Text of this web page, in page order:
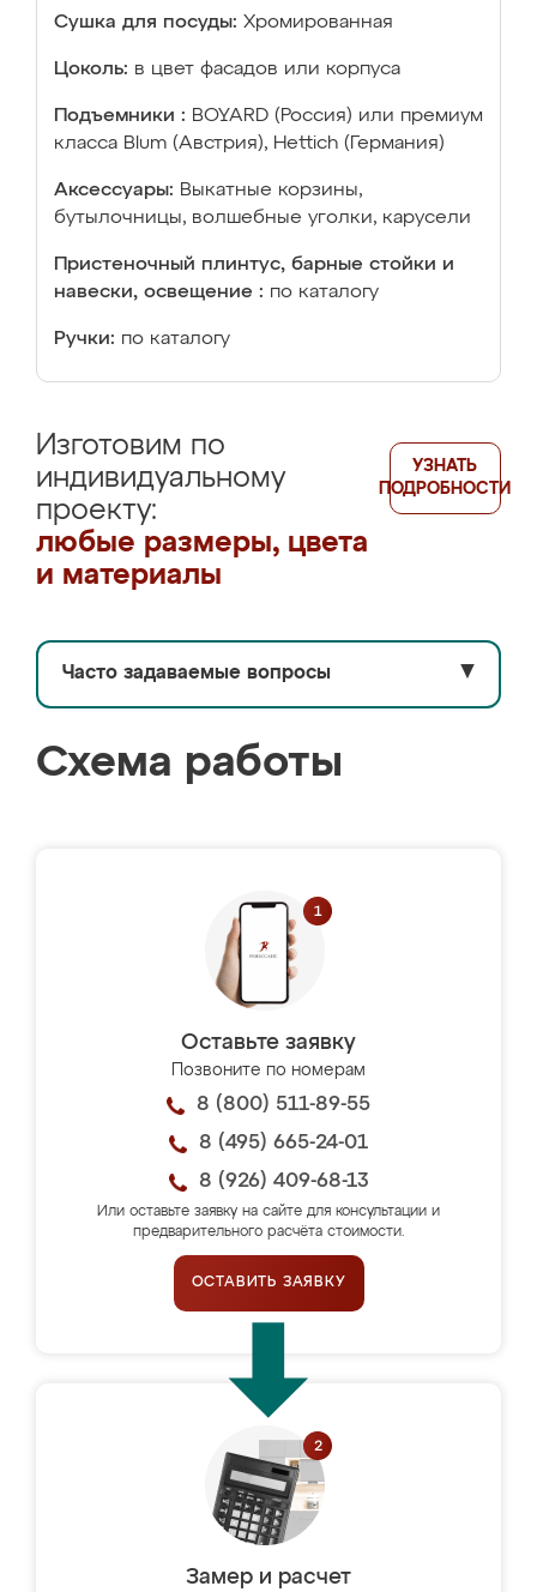
Сушка для посуды: Хромированная
Цоколь: в цвет фасадов или корпуса
Подъемники : BOYARD (Россия) или премиум
класса Blum (Австрия), Hettich (Германия)
Аксессуары: Выкатные корзины,
бутылочницы, волшебные уголки, карусели
Пристеночный плинтус, барные стойки и
навески, освещение : по каталогу
Ручки: по каталогу
Изготовим по
индивидуальному
проекту:
любые размеры, цвета
и материалы
УЗНАТЬ
ПОДРОБНОСТИ
Часто задаваемые вопросы ▼
Схема работы
Оставьте заявку
Позвоните по номерам
8 (800) 511-89-55
8 (495) 665-24-01
8 (926) 409-68-13
Или оставьте заявку на сайте для консультации и
предварительного расчёта стоимости.
ОСТАВИТЬ ЗАЯВКУ
Замер и расчет